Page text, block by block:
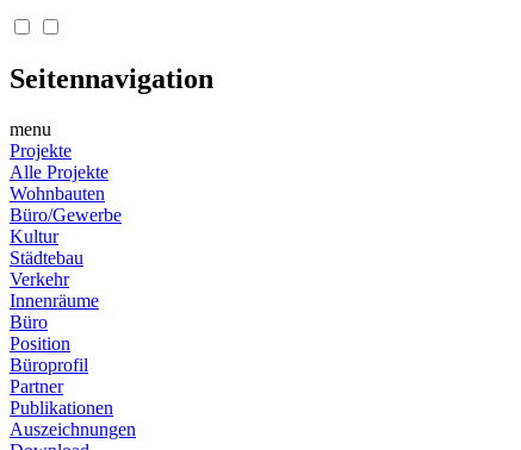
Seitennavigation
menu
Projekte
Alle Projekte
Wohnbauten
Büro/Gewerbe
Kultur
Städtebau
Verkehr
Innenräume
Büro
Position
Büroprofil
Partner
Publikationen
Auszeichnungen